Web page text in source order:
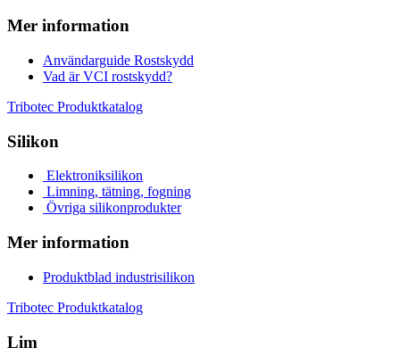
Mer information
Användarguide Rostskydd
Vad är VCI rostskydd?
Tribotec Produktkatalog
Silikon
Elektroniksilikon
Limning, tätning, fogning
Övriga silikonprodukter
Mer information
Produktblad industrisilikon
Tribotec Produktkatalog
Lim